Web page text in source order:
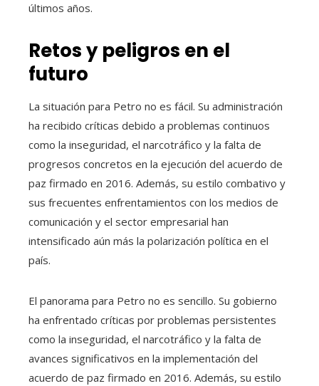
últimos años.
Retos y peligros en el
futuro
La situación para Petro no es fácil. Su administración
ha recibido críticas debido a problemas continuos
como la inseguridad, el narcotráfico y la falta de
progresos concretos en la ejecución del acuerdo de
paz firmado en 2016. Además, su estilo combativo y
sus frecuentes enfrentamientos con los medios de
comunicación y el sector empresarial han
intensificado aún más la polarización política en el
país.
El panorama para Petro no es sencillo. Su gobierno
ha enfrentado críticas por problemas persistentes
como la inseguridad, el narcotráfico y la falta de
avances significativos en la implementación del
acuerdo de paz firmado en 2016. Además, su estilo